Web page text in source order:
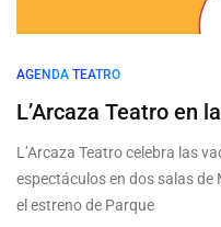
AGENDA TEATRO
L’Arcaza Teatro en
L’Arcaza Teatro celebra las
espectáculos en dos salas
el estreno de Parque